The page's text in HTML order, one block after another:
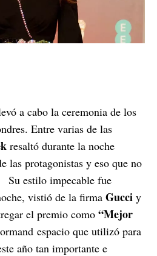
a cabo la ceremonia de los
Entre varias de las
resaltó durante la noche
las protagonistas y eso que no
Su estilo impecable fue
vistió de la firma Gucci y
el premio como “Mejor
espacio que utilizó para
año tan importante e